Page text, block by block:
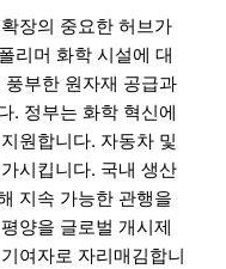
장의 중요한 허브가
리머 화학 시설에 대
부한 원자재 공급과
. 정부는 화학 혁신에
원합니다. 자동차 및
시킵니다. 국내 생산
지속 가능한 관행을
양을 글로벌 개시제
여자로 자리매김합니